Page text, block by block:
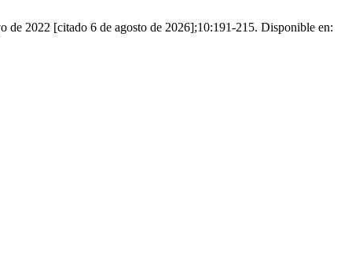
2022 [citado 6 de agosto de 2026];10:191-215. Disponible en: